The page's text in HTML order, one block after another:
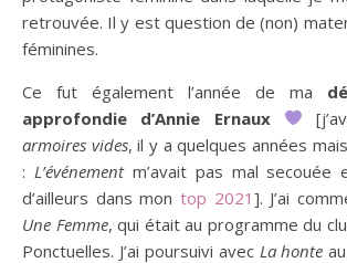
retrouvée. Il y est question de (non)
féminines.
Ce fut également l’année de ma
approfondie d’Annie Ernaux
armoires vides, il y a quelques années
: L’événementm’avait pas mal secouée
d’ailleurs dans mon top 2021 ]. J’ai
Une Femme, qui était au programme du
Ponctuelles. J’ai poursuivi avec La honte